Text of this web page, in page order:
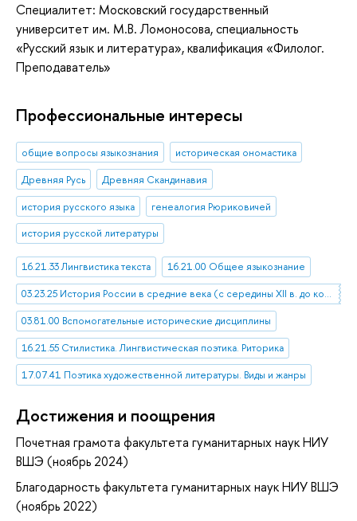
Специалитет: Московский государственный
университет им. М.В. Ломоносова, специальность
«Русский язык и литература», квалификация «Филолог.
Преподаватель»
Профессиональные интересы
общие вопросы языкознания
историческая ономастика
Древняя Русь
Древняя Скандинавия
история русского языка
генеалогия Рюриковичей
история русской литературы
16.21.33 Лингвистика текста
16.21.00 Общее языкознание
03.23.25 История России в средние века (с середины XII в. до конца XVI в.)
03.81.00 Вспомогательные исторические дисциплины
16.21.55 Стилистика. Лингвистическая поэтика. Риторика
17.07.41 Поэтика художественной литературы. Виды и жанры
Достижения и поощрения
Почетная грамота факультета гуманитарных наук НИУ
ВШЭ (ноябрь 2024)
Благодарность факультета гуманитарных наук НИУ ВШЭ
(ноябрь 2022)